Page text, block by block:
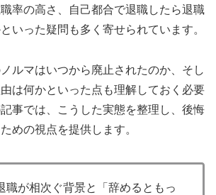
率の高さ、自己都合で退職したら退職
いった疑問も多く寄せられています。
ルマはいつから廃止されたのか、そし
は何かといった点も理解しておく必要
事では、こうした実態を整理し、後悔
めの視点を提供します。
職が相次ぐ背景と「辞めるともっ